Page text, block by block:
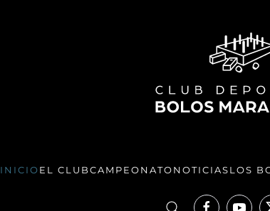
INICIOEL CLUBCAMPEONATONOTICIASLOS